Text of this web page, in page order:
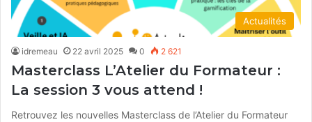
Actualités
idremeau 22 avril 2025 0 2 621
Masterclass L’Atelier du Formateur :
La session 3 vous attend !
Retrouvez les nouvelles Masterclass de l’Atelier du Formateur